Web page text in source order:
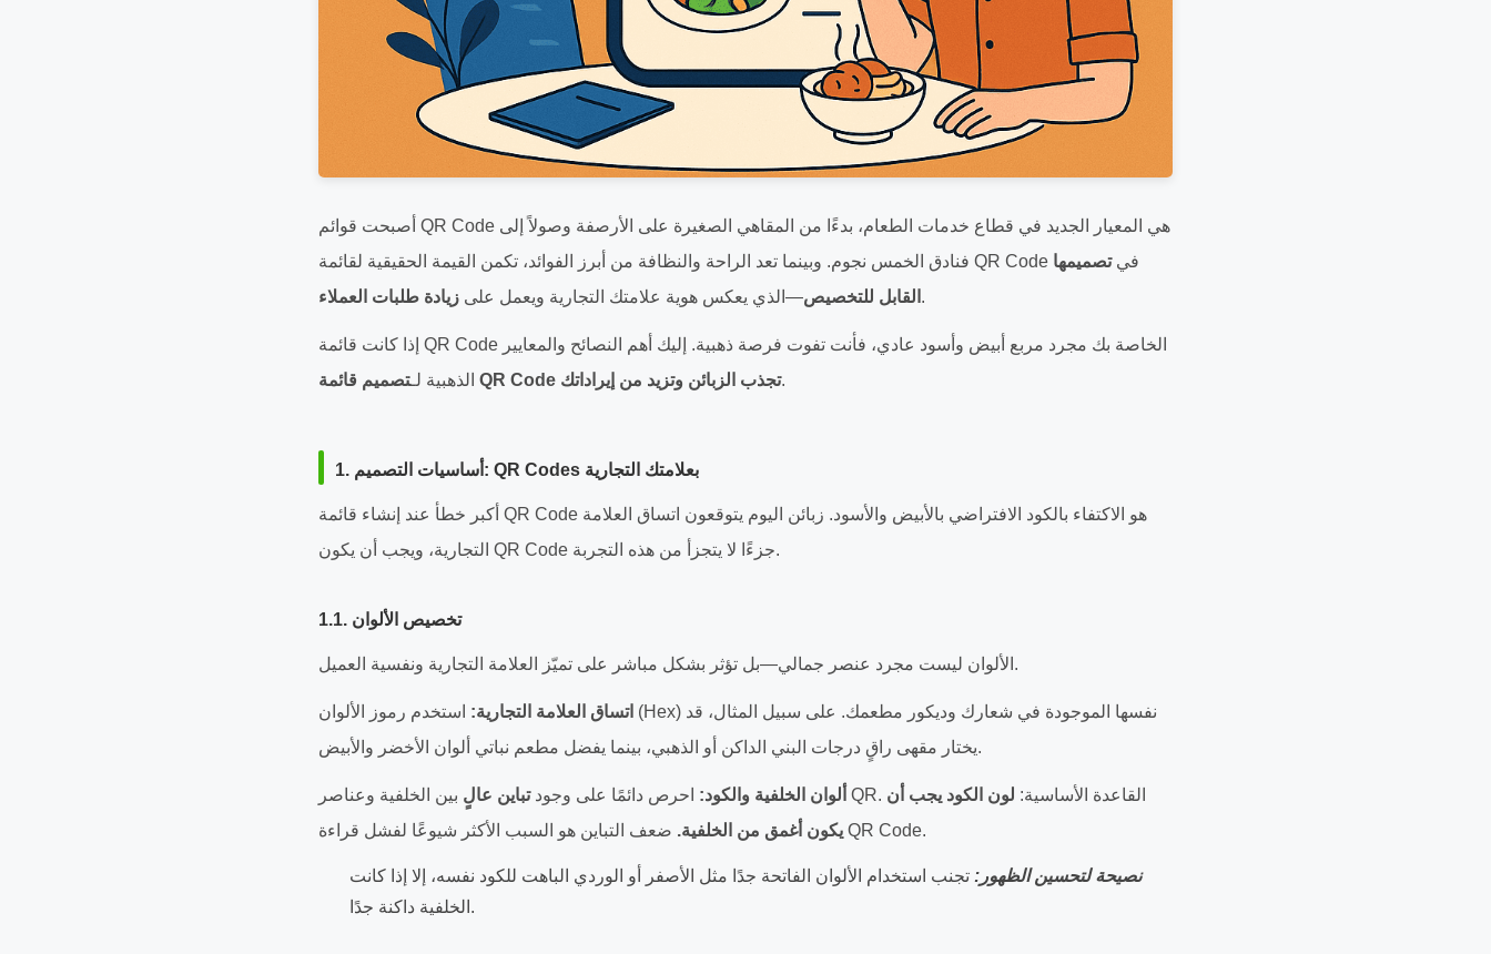
أصبحت قوائم QR Code هي المعيار الجديد في قطاع خدمات الطعام، بدءًا من المقاهي الصغيرة على الأرصفة وصولاً إلى
فنادق الخمس نجوم. وبينما تعد الراحة والنظافة من أبرز الفوائد، تكمن القيمة الحقيقية لقائمة QR Code فيتصميمها
القابل للتخصيص—الذي يعكس هوية علامتك التجارية ويعمل على زيادة طلبات العملاء .
إذا كانت قائمة QR Code الخاصة بك مجرد مربع أبيض وأسود عادي، فأنت تفوت فرصة ذهبية. إليك أهم النصائح والمعايير
الذهبية لـ
تصميم قائمة QR Code تجذب الزبائن وتزيد من إيراداتك.
1. أساسيات التصميم: QR Codes بعلامتك التجارية
أكبر خطأ عند إنشاء قائمة QR Code هو الاكتفاء بالكود الافتراضي بالأبيض والأسود. زبائن اليوم يتوقعون اتساق العلامة
التجارية، ويجب أن يكون QR Code جزءًا لا يتجزأ من هذه التجربة.
1.1. تخصيص الألوان
الألوان ليست مجرد عنصر جمالي—بل تؤثر بشكل مباشر على تميّز العلامة التجارية ونفسية العميل.
اتساق العلامة التجارية: استخدم رموز الألوان (Hex) نفسها الموجودة في شعارك وديكور مطعمك. على سبيل المثال، قد
يختار مقهى راقٍ درجات البني الداكن أو الذهبي، بينما يفضل مطعم نباتي ألوان الأخضر والأبيض.
ألوان الخلفية والكود: احرص دائمًا على وجودتباين عالٍ بين الخلفية وعناصر QR. القاعدة الأساسية: لون الكود يجب أن
يكون أغمق من الخلفية. ضعف التباين هو السبب الأكثر شيوعًا لفشل قراءة QR Code.
نصيحة لتحسين الظهور: تجنب استخدام الألوان الفاتحة جدًا مثل الأصفر أو الوردي الباهت للكود نفسه، إلا إذا كانت
الخلفية داكنة جدًا.